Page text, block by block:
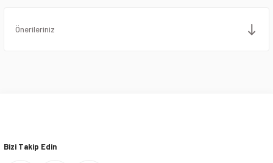
Önerileriniz
Bizi Takip Edin